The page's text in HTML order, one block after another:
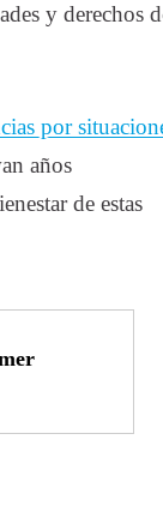
y derechos
por
años
de estas